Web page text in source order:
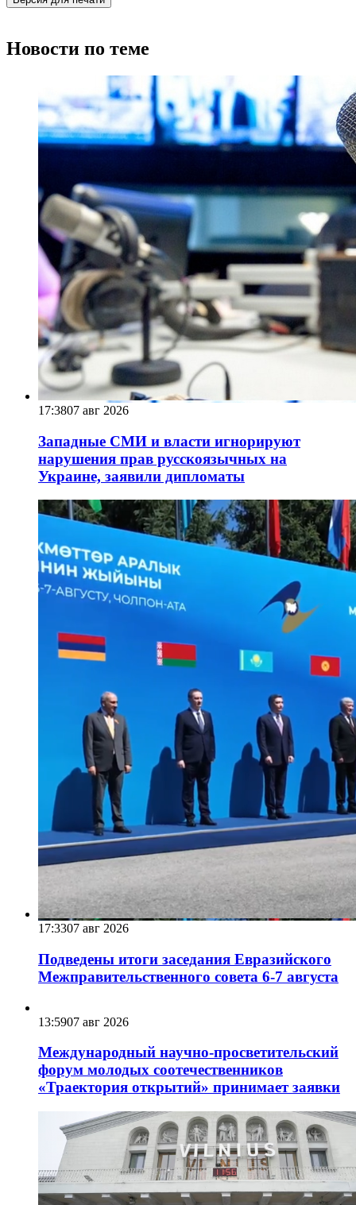
Новости по теме
17:3807 авг 2026
Западные СМИ и власти игнорируют
нарушения прав русскоязычных на
Украине, заявили дипломаты
17:3307 авг 2026
Подведены итоги заседания Евразийского
Межправительственного совета 6-7 августа
13:5907 авг 2026
Международный научно-просветительский
форум молодых соотечественников
«Траектория открытий» принимает заявки